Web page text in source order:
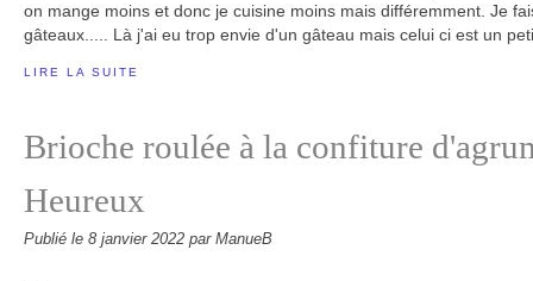
on mange moins et donc je cuisine moins mais différemment. Je
gâteaux..... Là j'ai eu trop envie d'un gâteau mais celui ci est un
LIRE LA SUITE
Brioche roulée à la confiture
Heureux
Publié le 8 janvier 2022 par ManueB